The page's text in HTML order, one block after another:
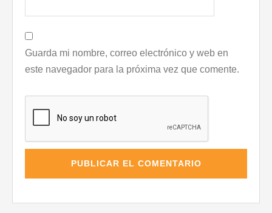
Guarda mi nombre, correo electrónico y web en
este navegador para la próxima vez que comente.